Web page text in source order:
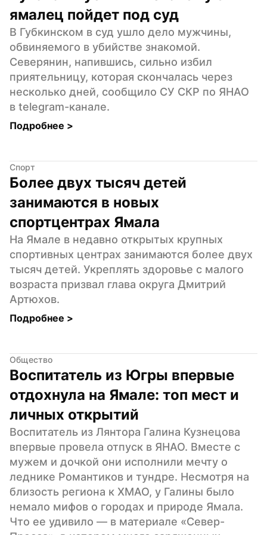
ямалец пойдет под суд
В Губкинском в суд ушло дело мужчины,
обвиняемого в убийстве знакомой.
Северянин, напившись, сильно избил
приятельницу, которая скончалась через
несколько дней, сообщило СУ СКР по ЯНАО
в telegram-канале.
Подробнее >
Спорт
Более двух тысяч детей
занимаются в новых
спортцентрах Ямала
На Ямале в недавно открытых крупных
спортивных центрах занимаются более двух
тысяч детей. Укреплять здоровье с малого
возраста призвал глава округа Дмитрий
Артюхов.
Подробнее >
Общество
Воспитатель из Югры впервые
отдохнула на Ямале: топ мест и
личных открытий
Воспитатель из Лянтора Галина Кузнецова
впервые провела отпуск в ЯНАО. Вместе с
мужем и дочкой они исполнили мечту о
леднике Романтиков и тундре. Несмотря на
близость региона к ХМАО, у Галины было
немало мифов о городах и природе Ямала.
Что ее удивило — в материале «Север-